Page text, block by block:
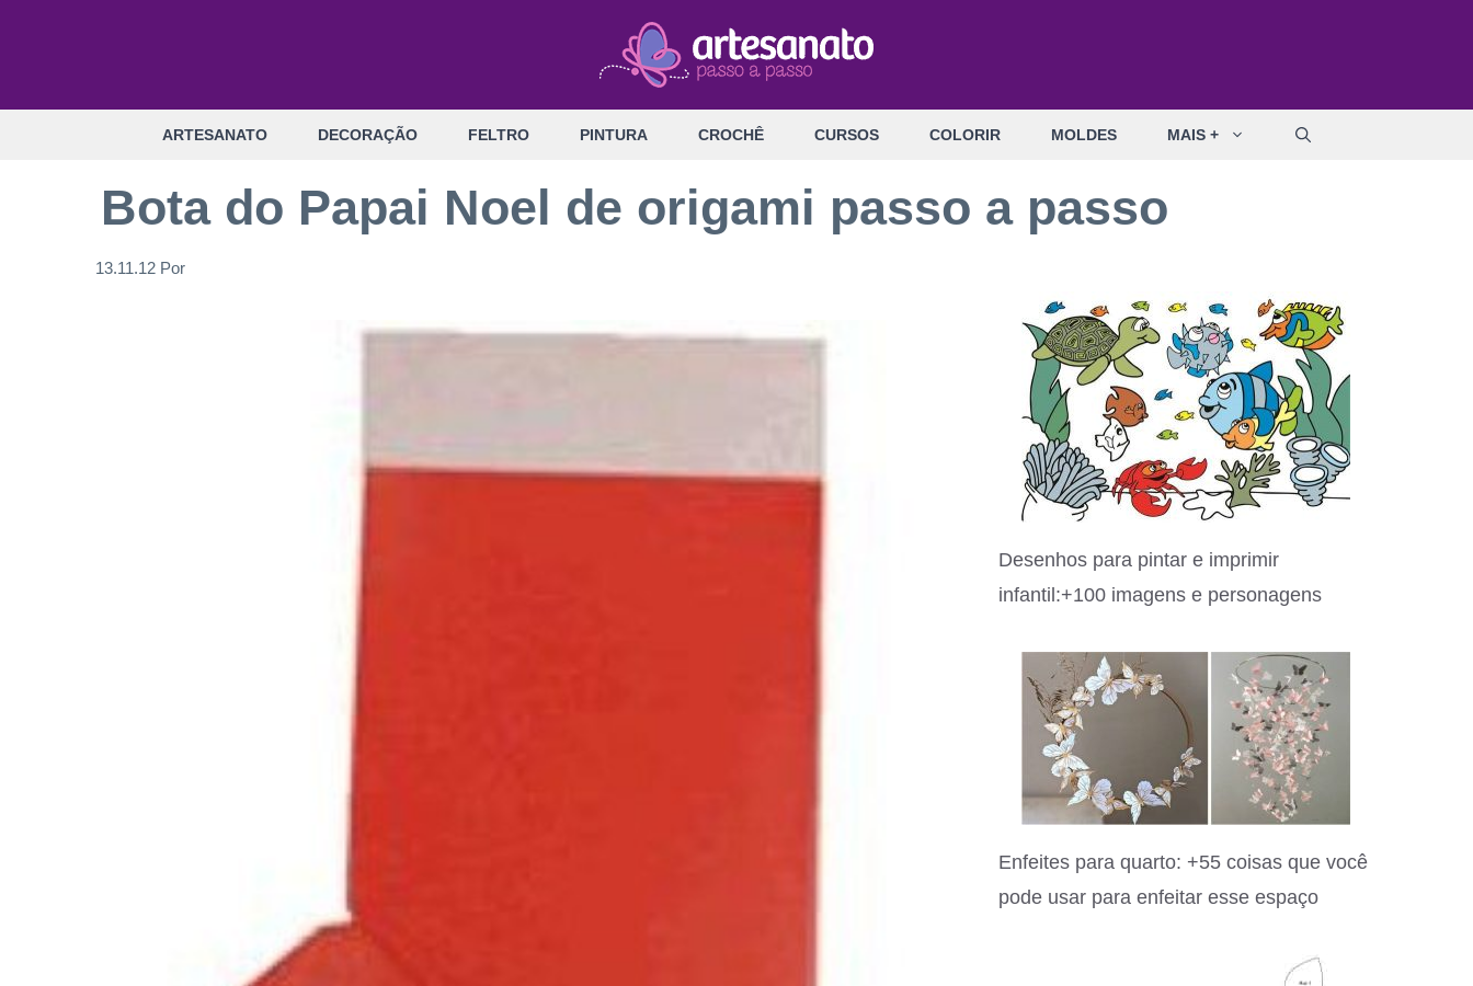
ARTESANATO DECORAÇÃO FELTRO PINTURA CROCHÊ CURSOS COLORIR MOLDES MAIS +
Bota do Papai Noel de origami passo a passo
13.11.12 Por
Desenhos para pintar e imprimir
infantil:+100 imagens e personagens
Enfeites para quarto: +55 coisas que você
pode usar para enfeitar esse espaço